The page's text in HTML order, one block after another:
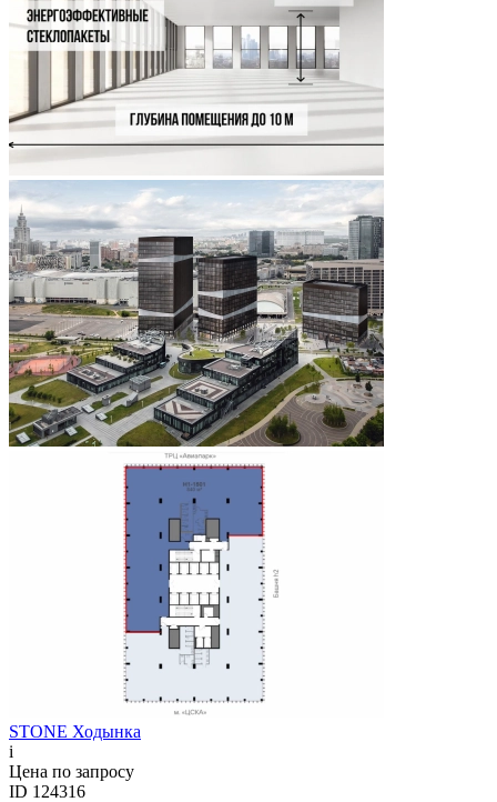
STONE Ходынка
i
Цена по запросу
ID 124316